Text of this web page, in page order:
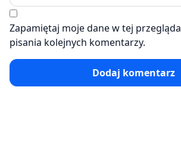
Zapamiętaj moje dane w tej
pisania kolejnych komentarzy.
Dodaj komentarz